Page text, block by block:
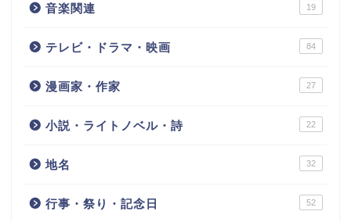
音楽関連 19
テレビ・ドラマ・映画 84
漫画家・作家 27
小説・ライトノベル・詩 22
地名 32
行事・祭り・記念日 52